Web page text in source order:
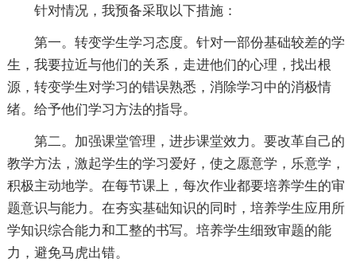
针对情况，我预备采取以下措施：
第一。转变学生学习态度。针对一部份基础较差的学
生，我要拉近与他们的关系，走进他们的心理，找出根
源，转变学生对学习的错误熟悉，消除学习中的消极情
绪。给予他们学习方法的指导。
第二。加强课堂管理，进步课堂效力。要改革自己的
教学方法，激起学生的学习爱好，使之愿意学，乐意学，
积极主动地学。在每节课上，每次作业都要培养学生的审
题意识与能力。在夯实基础知识的同时，培养学生应用所
学知识综合能力和工整的书写。培养学生细致审题的能
力，避免马虎出错。